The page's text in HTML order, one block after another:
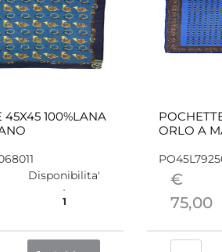
45X45 100%LANA
Disponibilita'
1
ORLO A
€
75,00